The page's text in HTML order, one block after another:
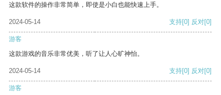
这款软件的操作非常简单，即使是小白也能快速上手。
2024-05-14 支持[0] 反对[0]
游客
这款游戏的音乐非常优美，听了让人心旷神怡。
2024-05-14 支持[0] 反对[0]
游客